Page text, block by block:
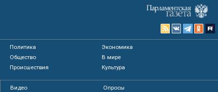
Политика
Экономика
Общество
В мире
Происшествия
Культура
Видео
Опросы